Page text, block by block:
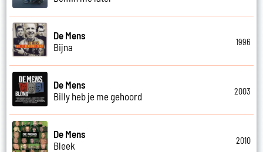
De Mens
Bijna
1996
De Mens
Billy heb je me gehoord
2003
De Mens
Bleek
2010